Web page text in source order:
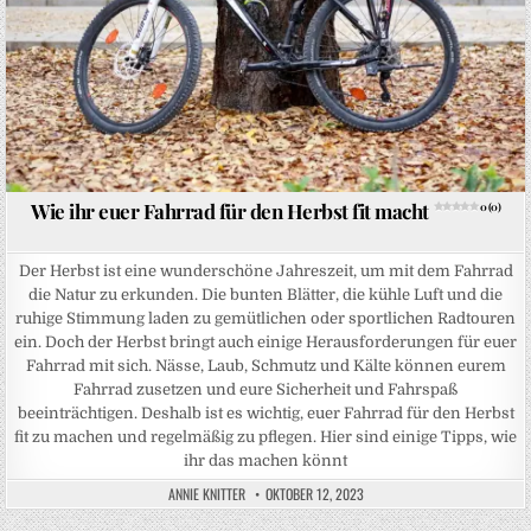
Wie ihr euer Fahrrad für den Herbst fit macht 0 (0)
Der Herbst ist eine wunderschöne Jahreszeit, um mit dem Fahrrad
die Natur zu erkunden. Die bunten Blätter, die kühle Luft und die
ruhige Stimmung laden zu gemütlichen oder sportlichen Radtouren
ein. Doch der Herbst bringt auch einige Herausforderungen für euer
Fahrrad mit sich. Nässe, Laub, Schmutz und Kälte können eurem
Fahrrad zusetzen und eure Sicherheit und Fahrspaß
beeinträchtigen. Deshalb ist es wichtig, euer Fahrrad für den Herbst
fit zu machen und regelmäßig zu pflegen. Hier sind einige Tipps, wie
ihr das machen könnt
ANNIE KNITTER OKTOBER 12, 2023